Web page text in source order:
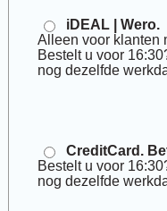
iDEAL | Wero.
Alleen voor klanten
Bestelt u voor
nog dezelfde
CreditCard.
Bestelt u voor
nog dezelfde